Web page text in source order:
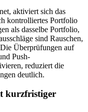
aktiviert sich das
kontrolliertes Portfolio
als dasselbe Portfolio,
sind Rauschen,
Überprüfungen auf
Push-
reduziert die
deutlich.
kurzfristiger